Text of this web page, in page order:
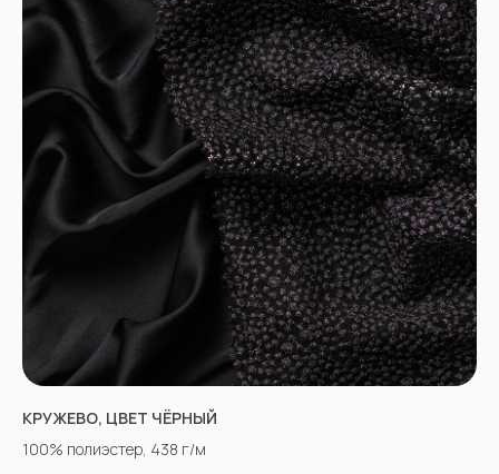
КРУЖЕВО, ЦВЕТ ЧЁРНЫЙ
100% полиэстер, 438 г/м